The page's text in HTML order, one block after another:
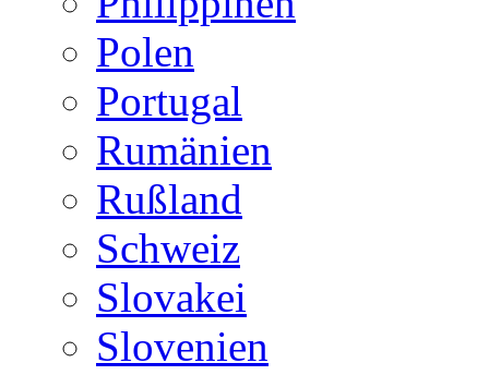
Polen
Portugal
Rumänien
Rußland
Schweiz
Slovakei
Slovenien